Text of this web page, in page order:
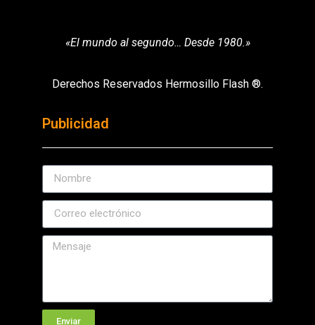
«El mundo al segundo… Desde 1980.»
Derechos Reservados Hermosillo Flash ®.
Publicidad
Enviar